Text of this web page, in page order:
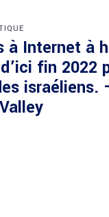
à Internet à
fin 2022
israéliens.